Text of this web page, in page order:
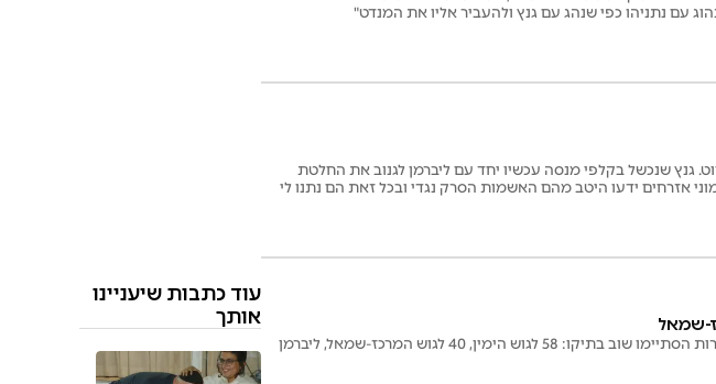
עם נתניהו כפי שנהג עם גנץ ולהעביר אליו את המנדט"
גנץ שנכשל בקלפי מנסה עכשיו יחד עם ליברמן לגנוב את החלטת
אזרחים ידעו היטב מהם האשמות הסרק נגדי ובכל זאת הם נתנו לי
על פי תוצאות הבחירות לאחר ספירת מאה אחוז מהקולות הבחירות הסתיימו שוב בתיקו: 58 לגוש הימין, 40 לגוש המרכז-שמאל, ליברמן
עוד כתבות שיעניינו
אותך